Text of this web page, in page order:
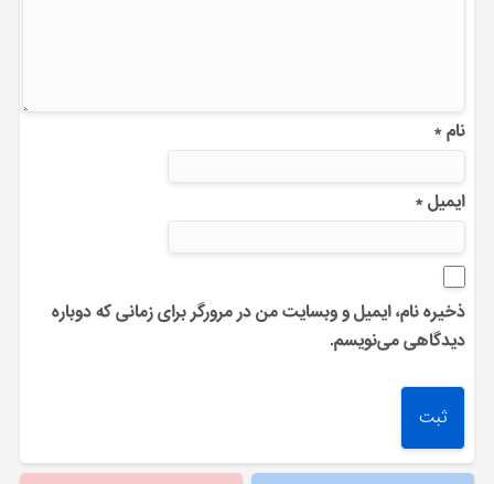
نام*
ایمیل*
ذخیره نام، ایمیل و وبسایت من در مرورگر برای زمانی که دوباره
دیدگاهی می‌نویسم.